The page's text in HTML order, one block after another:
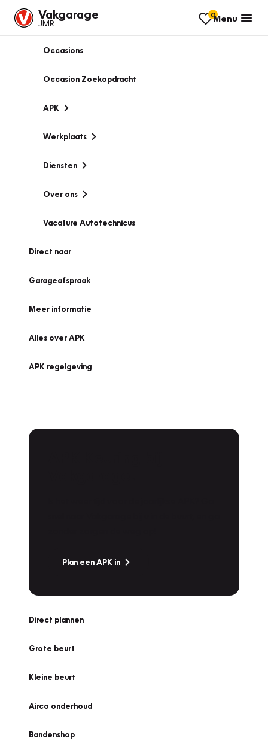
Vakgarage
JMR
0Menu
Occasions
Occasion Zoekopdracht
APK
Werkplaats
Diensten
Over ons
Vacature Autotechnicus
Direct naar
Garageafspraak
Meer informatie
Alles over APK
APK regelgeving
Plan een APK in
Direct plannen
Grote beurt
Kleine beurt
Airco onderhoud
Bandenshop